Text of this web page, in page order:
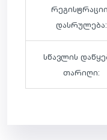
დასრულება:
სწავლის
თარიღი: